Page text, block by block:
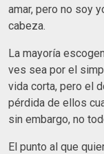
amar, pero no soy
cabeza.
La mayoría
ves sea por el
vida corta, pero el
pérdida de ellos
sin embargo, no
El punto al que